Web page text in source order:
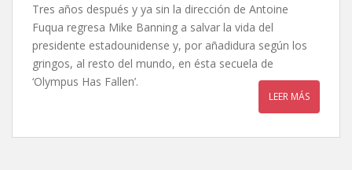
Tres años después y ya sin la dirección de Antoine
Fuqua regresa Mike Banning a salvar la vida del
presidente estadounidense y, por añadidura según los
gringos, al resto del mundo, en ésta secuela de
‘Olympus Has Fallen’.
LEER MÁS